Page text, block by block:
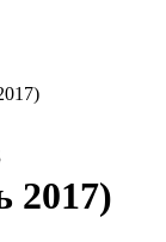
2017)